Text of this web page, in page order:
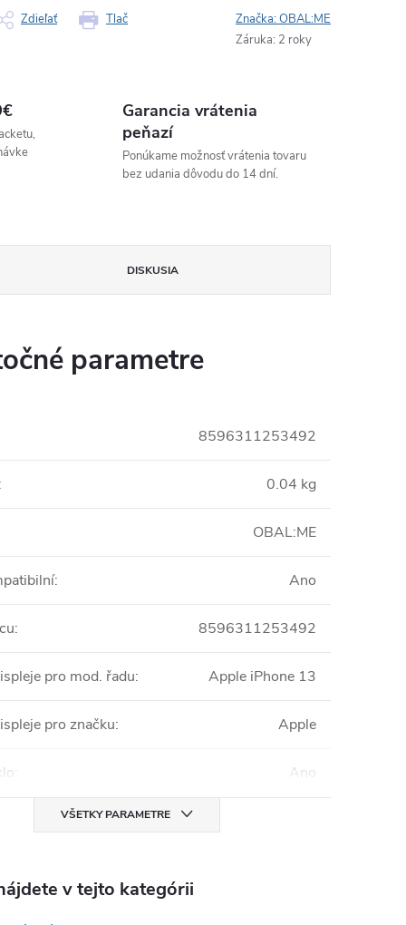
Tlač
Zdieľať Značka:OBAL:ME
Záruka: 2 roky
Garancia vrátenia
peňazí
Ponúkame možnosť vrátenia tovaru
bez udania dôvodu do 14 dní.
DISKUSIA
parametre
8596311253492
0.04 kg
OBAL:ME
: Ano
: 8596311253492
pro mod. řadu: Apple iPhone 13
pro značku: Apple
: Ano
VŠETKY PARAMETRE
v tejto kategórii